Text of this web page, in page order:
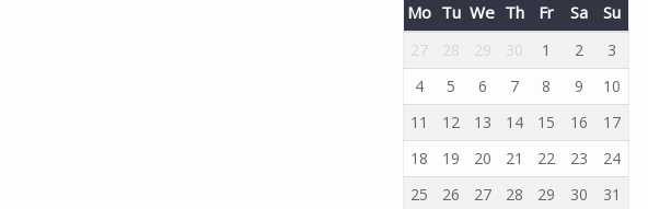
Mo Tu We Th Fr Sa Su
27 28 29 30 1 2
3
4
5 6 7 8 9
10
11
12 13 14 15 16
17
18
19 20 21 22 23
24
25
26 27 28 29 30 31